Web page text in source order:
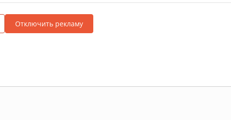
Отключить рекламу